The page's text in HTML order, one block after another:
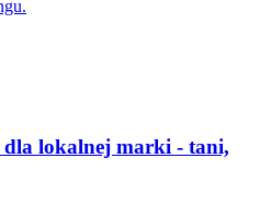
dla lokalnej marki - tani,